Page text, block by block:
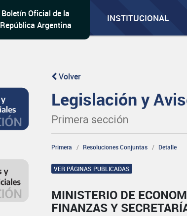
Boletín Oficial de la
República Argentina
INSTITUCIONAL
Volver
Legislación y
Primera sección
Primera Resoluciones Conjuntas Detalle
VER PÁGINAS PUBLICADAS
MINISTERIO DE
FINANZAS Y